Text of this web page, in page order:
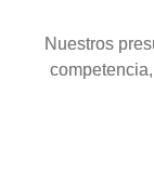
Nuestros